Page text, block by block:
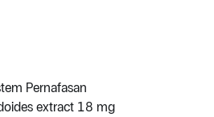
Pernafasan
extract 18 mg